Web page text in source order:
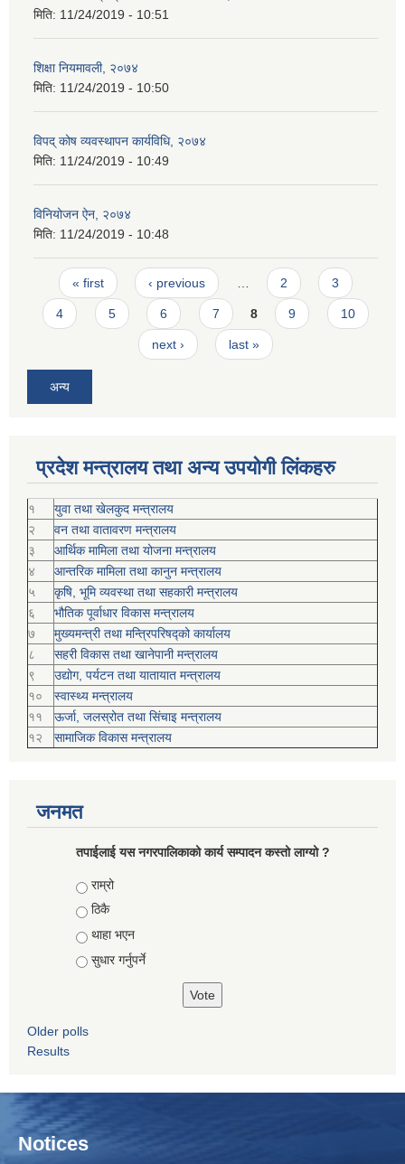
मिति: 11/24/2019 - 10:51
शिक्षा नियमावली, २०७४
मिति: 11/24/2019 - 10:50
विपद् कोष व्यवस्थापन कार्यविधि, २०७४
मिति: 11/24/2019 - 10:49
विनियोजन ऐन, २०७४
मिति: 11/24/2019 - 10:48
Pages
« first ‹ previous … 2 3
4 5 6 7 8 9 10
next › last »
अन्य
प्रदेश मन्त्रालय तथा अन्य उपयोगी लिंकहरु
१
युवा तथा खेलकुद मन्त्रालय
२
वन तथा वातावरण मन्त्रालय
३
आर्थिक मामिला तथा योजना मन्त्रालय
४
आन्तरिक मामिला तथा कानुन मन्त्रालय
५
कृषि, भूमि व्यवस्था तथा सहकारी मन्त्रालय
६
भौतिक पूर्वाधार विकास मन्त्रालय
७
मुख्यमन्त्री तथा मन्त्रिपरिषद्को कार्यालय
८
सहरी विकास तथा खानेपानी मन्त्रालय
९
उद्योग, पर्यटन तथा यातायात मन्त्रालय
१०
स्वास्थ्य मन्त्रालय
११
ऊर्जा, जलस्रोत तथा सिंचाइ मन्त्रालय
१२
सामाजिक विकास मन्‍‍त्रालय
जनमत
तपाईलाई यस नगरपालिकाको कार्य सम्पादन कस्तो लाग्यो ?
Choices
राम्रो
ठिकै
थाहा भएन
सुधार गर्नुपर्ने
Older polls
Results
Notices